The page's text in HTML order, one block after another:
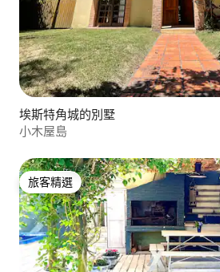
埃斯特角城的別墅
小木屋島
旅客精選
旅客精選